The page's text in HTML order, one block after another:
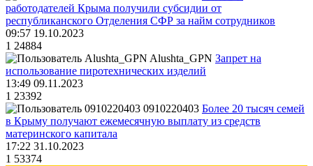
работодателей Крыма получили субсидии от
республиканского Отделения СФР за найм сотрудников
09:57 19.10.2023
1 24884
Alushta_GPN Запрет на
использование пиротехнических изделий
13:49 09.11.2023
1 23392
0910220403 Более 20 тысяч семей
в Крыму получают ежемесячную выплату из средств
материнского капитала
17:22 31.10.2023
1 53374